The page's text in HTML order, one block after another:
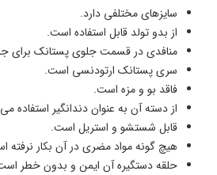
سایزهای مختلفی دارد.
از بدو تولد قابل استفاده است.
منافدی در قسمت جلوی پستانک برای
سری پستانک ارتودنسی است.
فاقد بو و مزه است.
از دسته آن به عنوان دندانگیر استفاده
قابل شستشو و استریل است.
هیچ گونه مواد مضری در آن بکار نرفته
حلقه دستگیره آن ایمن و بدون خطر